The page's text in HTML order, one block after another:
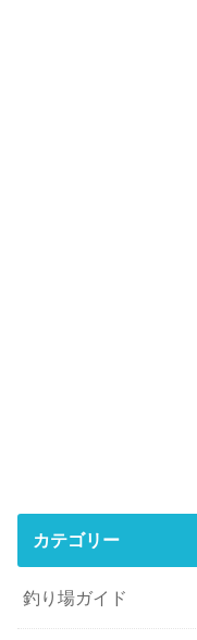
カテゴリー
釣り場ガイド